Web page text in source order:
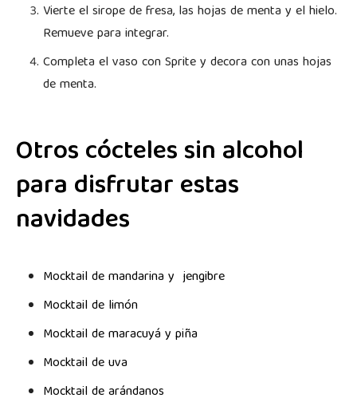
Vierte el sirope de fresa, las hojas de menta y el hielo.
Remueve para integrar.
Completa el vaso con Sprite y decora con unas hojas
de menta.
Otros cócteles sin alcohol
para disfrutar estas
navidades
Mocktail de mandarina y jengibre
Mocktail de limón
Mocktail de maracuyá y piña
Mocktail de uva
Mocktail de arándanos